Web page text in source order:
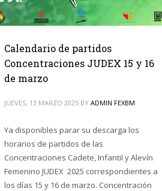
Calendario de partidos
Concentraciones JUDEX 15 y 16
de marzo
JUEVES, 13 MARZO 2025 BY ADMIN FEXBM
Ya disponibles parar su descarga los
horarios de partidos de las
Concentraciones Cadete, Infantil y Alevín
Femenino JUDEX 2025 correspondientes a
los días 15 y 16 de marzo. Concentración